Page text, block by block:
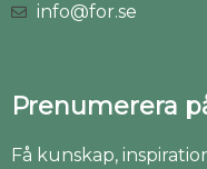
info@for.se
Prenumerera
Få kunskap,